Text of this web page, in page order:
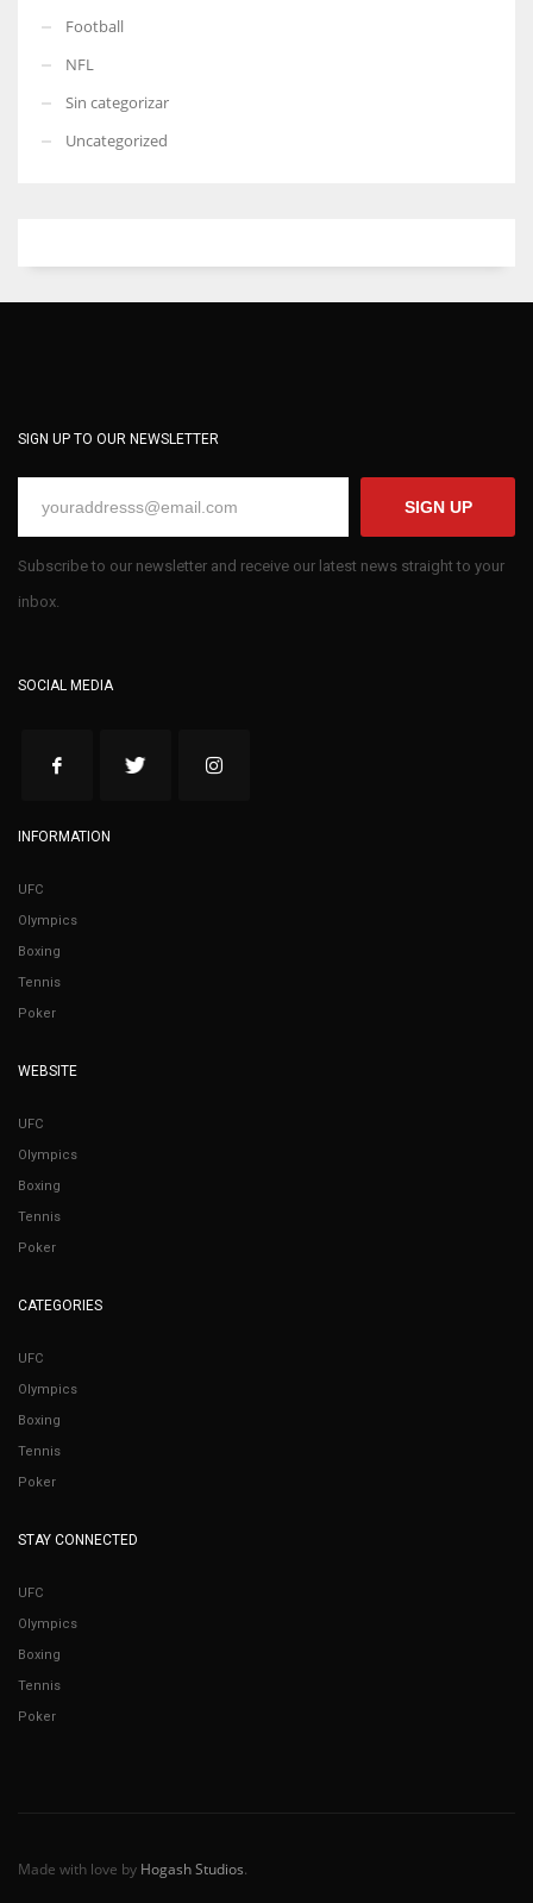
Football
NFL
Sin categorizar
Uncategorized
SIGN UP TO OUR NEWSLETTER
SIGN UP
Subscribe to our newsletter and receive our latest news straight to your
inbox.
SOCIAL MEDIA
INFORMATION
UFC
Olympics
Boxing
Tennis
Poker
WEBSITE
UFC
Olympics
Boxing
Tennis
Poker
CATEGORIES
UFC
Olympics
Boxing
Tennis
Poker
STAY CONNECTED
UFC
Olympics
Boxing
Tennis
Poker
Made with love by Hogash Studios.